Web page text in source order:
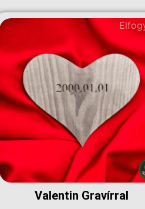
Valentin Gravírral